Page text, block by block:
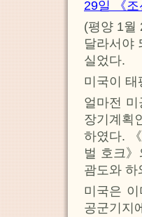
29일 《
(평양 1월
달라서야
실었다.
미국이 태
얼마전
장기계획
하였다.
벌 호크
괌도와 하
미국은
공군기지